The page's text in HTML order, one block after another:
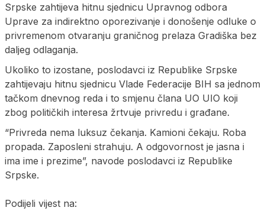
Srpske zahtijeva hitnu sjednicu Upravnog odbora
Uprave za indirektno oporezivanje i donošenje odluke o
privremenom otvaranju graničnog prelaza Gradiška bez
daljeg odlaganja.
Ukoliko to izostane, poslodavci iz Republike Srpske
zahtijevaju hitnu sjednicu Vlade Federacije BIH sa jednom
tačkom dnevnog reda i to smjenu člana UO UIO koji
zbog političkih interesa žrtvuje privredu i građane.
“Privreda nema luksuz čekanja. Kamioni čekaju. Roba
propada. Zaposleni strahuju. A odgovornost je jasna i
ima ime i prezime”, navode poslodavci iz Republike
Srpske.
Podijeli vijest na: